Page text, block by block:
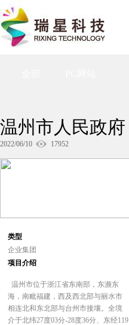
温州市人民政府
2022/06/10 17952
类型
企业集团
项目介绍
温州市位于浙江省东南部，东濒东
海，南毗福建，西及西北部与丽水市
相连北和东北部与台州市接壤。全境
介于北纬27度03分-28度36分、东经119